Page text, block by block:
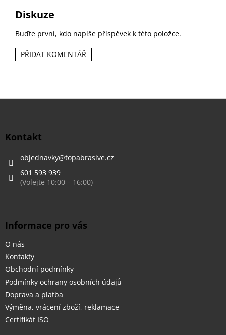
Diskuze
Buďte první, kdo napíše příspěvek k této položce.
PŘIDAT KOMENTÁŘ
Z
Kontakt
objednavky@topabrasive.cz
601 593 939
Informace pro vás
O nás
Kontakty
Obchodní podmínky
Podmínky ochrany osobních údajů
Doprava a platba
Výměna, vrácení zboží, reklamace
Certifikát ISO